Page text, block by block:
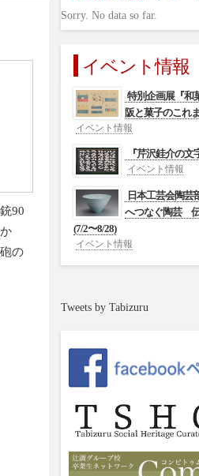
90
の
Sorry. No data so far.
イベント情報
特別企画展『和
阪と菓子のこれ
イベント情報
『芹沢銈介の文
イベント情報
日本工芸会陶芸
へつなぐ陶芸 伝
(7/2〜8/28)
イベント情報
Tweets by Tabizuru